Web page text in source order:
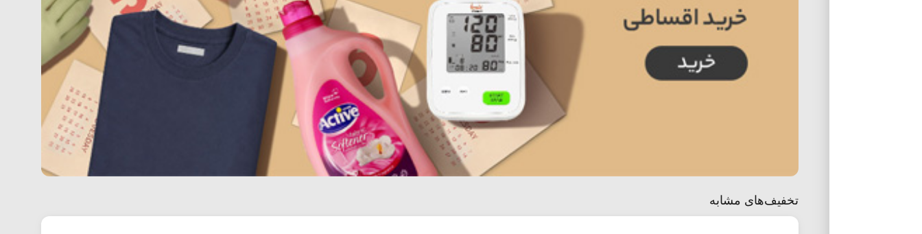
تخفیف‌های مشابه